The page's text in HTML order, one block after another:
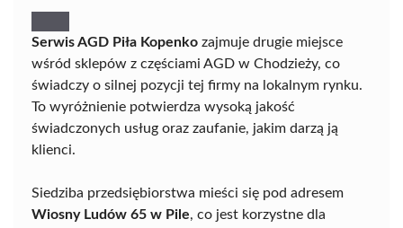
Serwis AGD Piła Kopenko zajmuje drugie miejsce
wśród sklepów z częściami AGD w Chodzieży, co
świadczy o silnej pozycji tej firmy na lokalnym rynku.
To wyróżnienie potwierdza wysoką jakość
świadczonych usług oraz zaufanie, jakim darzą ją
klienci.
Siedziba przedsiębiorstwa mieści się pod adresem
Wiosny Ludów 65 w Pile, co jest korzystne dla